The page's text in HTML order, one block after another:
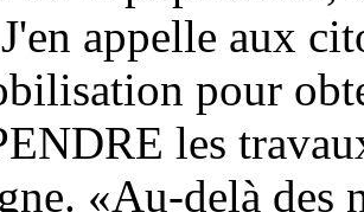
appelle aux
pour
les
«Au-delà des